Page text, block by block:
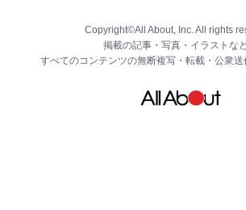
Copyright©All About, Inc. All rights
掲載の記事・写真・イラストなど
すべてのコンテンツの無断複写・転載・公衆送